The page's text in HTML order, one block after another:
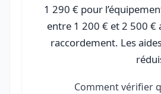
1 290 € pour
entre 1 200 € et 2 500 €
raccordement. Les
Comment vérifier